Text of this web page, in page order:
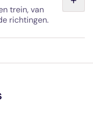
trein, van
richtingen.
van onze